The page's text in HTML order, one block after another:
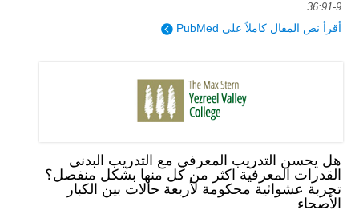
36:91-9.
أقرأ نص المقال كاملاً على PubMed
هل يحسن التدريب المعرفي مع التدريب البدني
القدرات المعرفية اكثر من كل منها بشكل منفصل؟
تجربة عشوائية محكومة لأربعة حالات بين الكبار
الأصحاء